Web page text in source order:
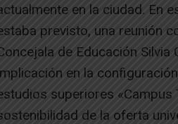
en la ciudad. En
previsto, una reunión
de Educación Silvia
en la
superiores «Campus
de la oferta